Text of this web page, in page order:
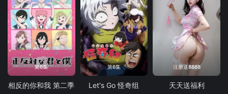
第6集
相反的你和我 第二季
第6集
Let's Go 怪奇组
注册送8888
天天送福利